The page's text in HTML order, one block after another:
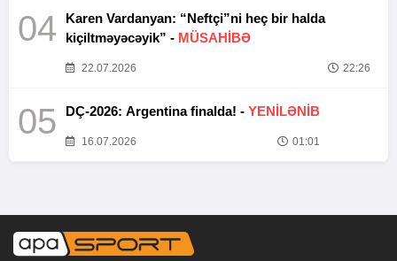
04
Karen Vardanyan: “Neftçi”ni heç bir halda
kiçiltməyəcəyik” - MÜSAHİBƏ
22.07.2026 22:26
05 DÇ-2026: Argentina finalda! - YENİLƏNİB
16.07.2026 01:01